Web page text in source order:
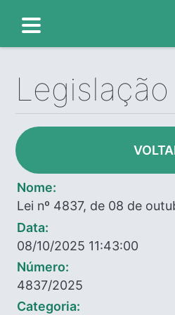
Legislação
Nome:
Lei nº 4837, de 08 de
Data:
08/10/2025 11:43:00
Número:
4837/2025
Categoria: